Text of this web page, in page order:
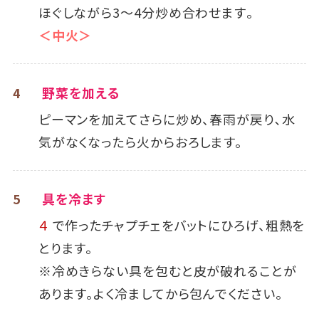
ほぐしながら3～4分炒め合わせます｡
＜中火＞
4
野菜を加える
ピーマンを加えてさらに炒め、春雨が戻り､水
気がなくなったら火からおろします。
5
具を冷ます
４ で作ったチャプチェをバットにひろげ、粗熱を
とります。
※冷めきらない具を包むと皮が破れることが
あります。よく冷ましてから包んでください。